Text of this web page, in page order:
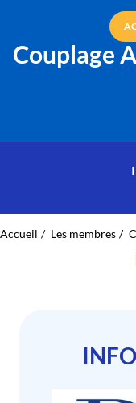
Couplage
Accueil Les membres